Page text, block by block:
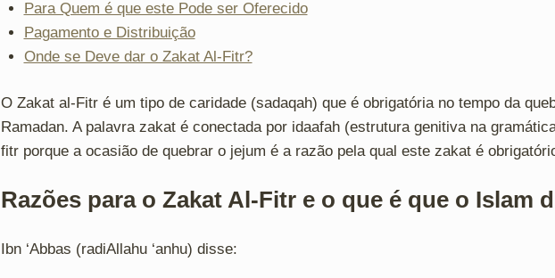
Para Quem é que este Pode ser Oferecido
Pagamento e Distribuição
Onde se Deve dar o Zakat Al-Fitr?
O Zakat al-Fitr é um tipo de caridade (sadaqah) que é obrigatória no tempo da
Ramadan. A palavra zakat é conectada por idaafah (estrutura genitiva na
fitr porque a ocasião de quebrar o jejum é a razão pela qual este zakat é
Razões para o Zakat Al-Fitr e o que é que o Islam
Ibn ‘Abbas (radiAllahu ‘anhu) disse: